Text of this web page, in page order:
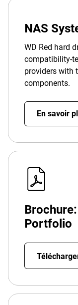
NAS
WD Red hard
compatibility-
providers with
components.
En savoir
Portfolio